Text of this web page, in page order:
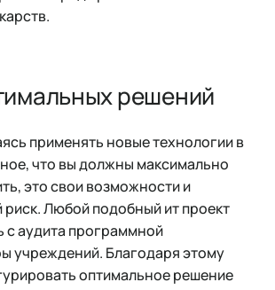
решений
применять новые технологии в
что вы должны максимально
это свои возможности и
Любой подобный ит проект
с аудита программной
учреждений. Благодаря этому
оптимальное решение